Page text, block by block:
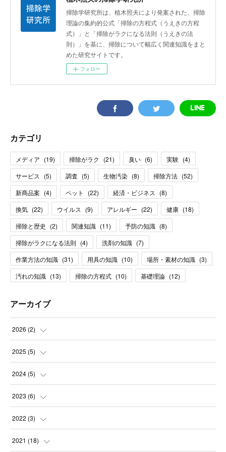
掃除学研究所は、植木照夫により発案された、掃除
理論の集約的公式「掃除の方程式（うえきの方程
式）」と「掃除がラクになる法則（うえきの法
則）」を基に、掃除について幅広く関連知識をまと
めた研究サイトです。
フォロー
カテゴリ
メディア (19) 掃除がラク (21) 臭い (6) 実験 (4)
サービス
(5) 調査 (5) 生物汚染 (8) 掃除方法 (52)
新商品案 (4) ペット (22) 経済・ビジネス (8)
換気 (22) ウイルス (9) アレルギー (22) 健康 (18)
掃除と歴史
(2) 関連知識 (11) 予防の知識 (8)
掃除がラクになる法則 (4) 洗剤の知識 (7)
作業方法の知識 (31) 用具の知識 (10) 場所・素材の知識 (3)
汚れの知識 (13) 掃除の方程式 (10) 基礎理論 (12)
アーカイブ
2026 (2)
( )
( )
2025 (5)
( )
( )
(
(1
2024 (5)
( )
( )
(1
2023 (6)
( )
(3
2022 (3)
(1
2021 (18)